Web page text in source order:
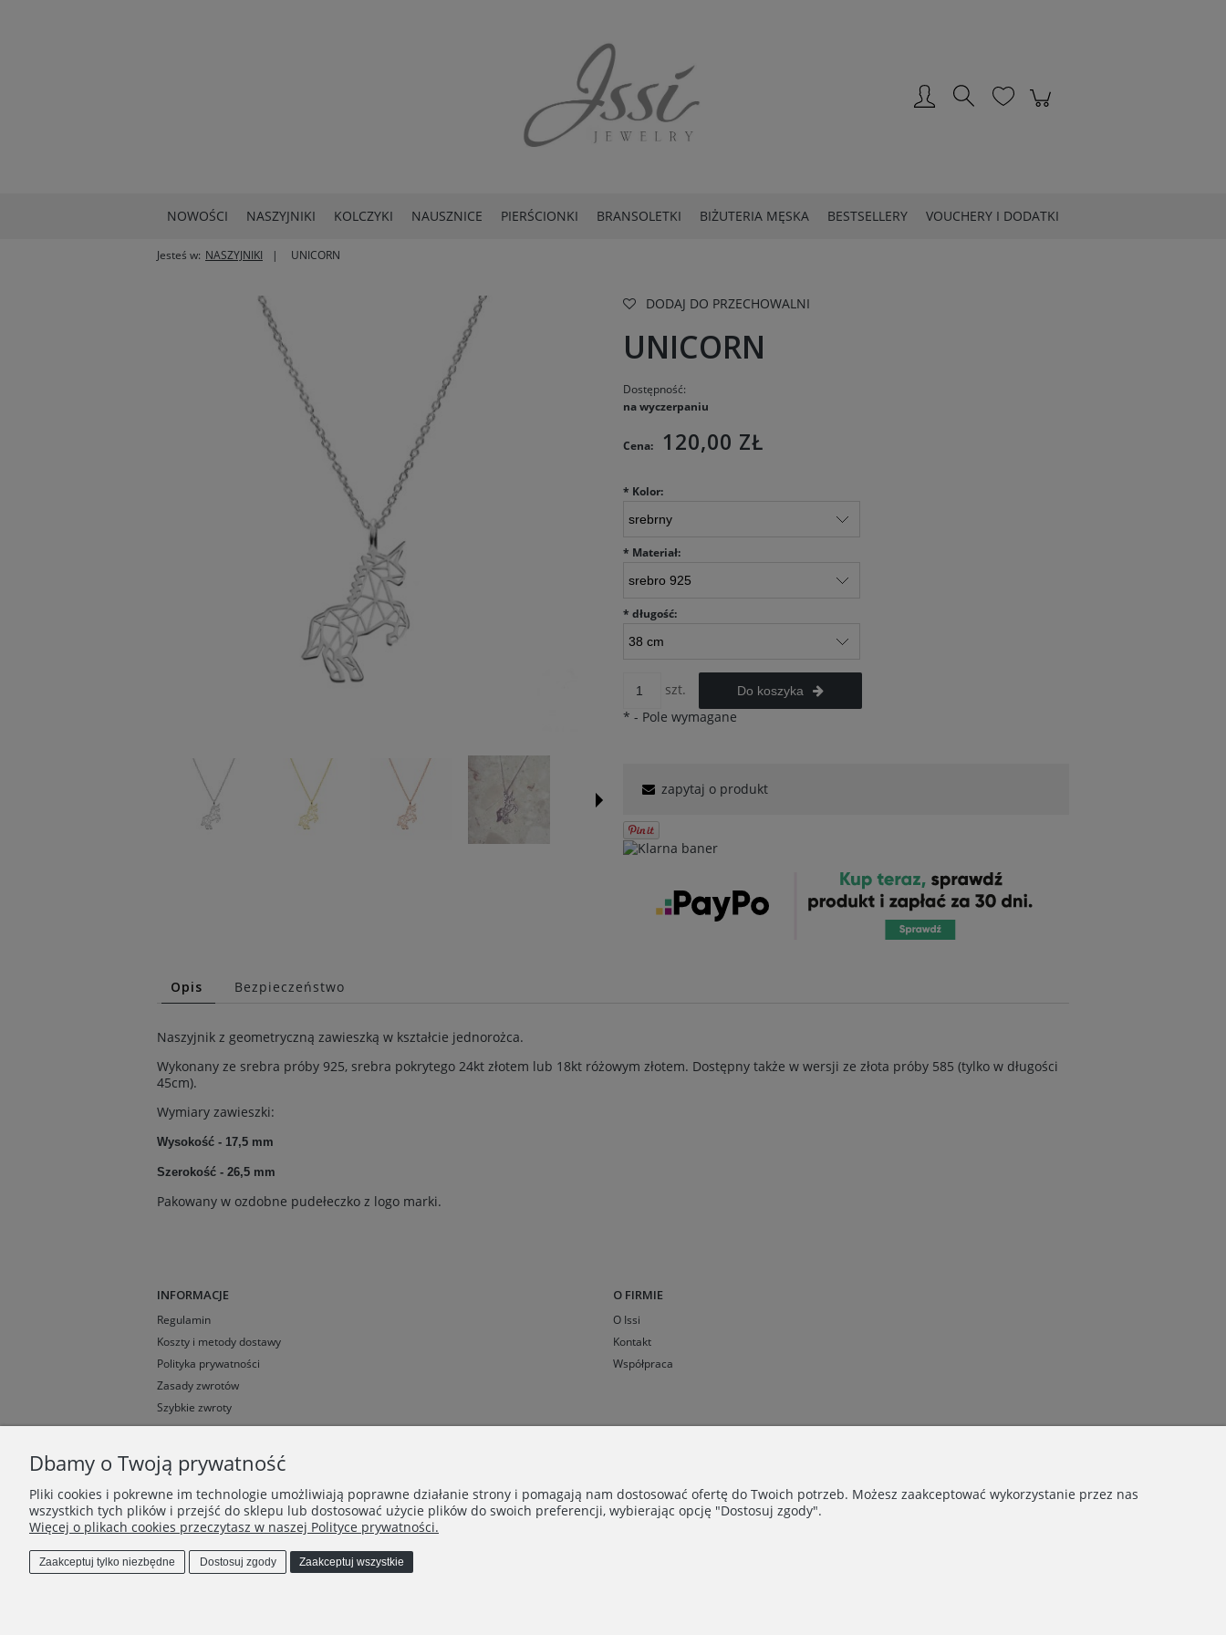
NOWOŚCI NASZYJNIKI KOLCZYKI NAUSZNICE PIERŚCIONKI BRANSOLETKI BIŻUTERIA MĘSKA BESTSELLERY VOUCHERY I DODATKI
Jesteś w: NASZYJNIKI UNICORN
DODAJ DO PRZECHOWALNI
UNICORN
Dostępność:
na wyczerpaniu
Cena: 120,00 ZŁ
* Kolor:
* Materiał:
* długość:
szt. Do koszyka
* - Pole wymagane
zapytaj o produkt
Opis Bezpieczeństwo
Naszyjnik z geometryczną zawieszką w kształcie jednorożca.
Wykonany ze srebra próby 925, srebra pokrytego 24kt złotem lub 18kt różowym złotem. Dostępny także w wersji ze złota próby 585 (tylko w długości
45cm).
Wymiary zawieszki:
Wysokość - 17,5 mm
Szerokość - 26,5 mm
Pakowany w ozdobne pudełeczko z logo marki.
INFORMACJE
Regulamin
Koszty i metody dostawy
Polityka prywatności
Zasady zwrotów
Szybkie zwroty
O FIRMIE
O Issi
Kontakt
Współpraca
Dbamy o Twoją prywatność
Pliki cookies i pokrewne im technologie umożliwiają poprawne działanie strony i pomagają nam dostosować ofertę do Twoich potrzeb. Możesz zaakceptować wykorzystanie przez nas
wszystkich tych plików i przejść do sklepu lub dostosować użycie plików do swoich preferencji, wybierając opcję "Dostosuj zgody".
Więcej o plikach cookies przeczytasz w naszej Polityce prywatności.
Zaakceptuj tylko niezbędne Dostosuj zgody Zaakceptuj wszystkie